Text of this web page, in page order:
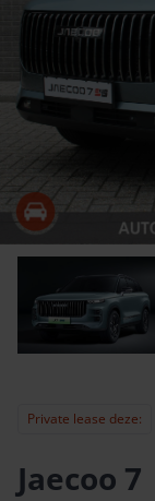
Private lease deze:
Jaecoo 7